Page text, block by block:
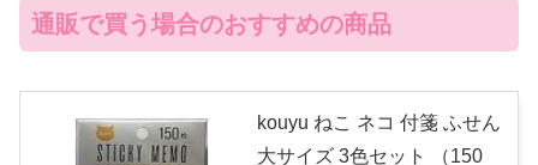
通販で買う場合のおすすめの商品
kouyu ねこ ネコ 付箋 ふせん
大サイズ 3色セット （150